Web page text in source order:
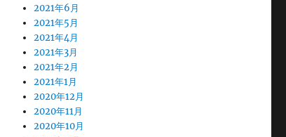
2021年6月
2021年5月
2021年4月
2021年3月
2021年2月
2021年1月
2020年12月
2020年11月
2020年10月